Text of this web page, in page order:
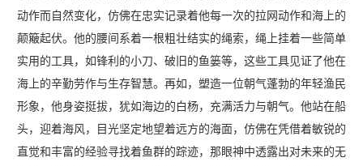
动作而自然变化，仿佛在忠实记录着他每一次的拉网动作和海上的
颠簸起伏。他的腰间系着一根粗壮结实的绳索，绳上挂着一些简单
实用的工具，如锋利的小刀、破旧的鱼篓等，这些工具见证了他在
海上的辛勤劳作与生存智慧。再如，塑造一位朝气蓬勃的年轻渔民
形象，他身姿挺拔，犹如海边的白杨，充满活力与朝气。他站在船
头，迎着海风，目光坚定地望着远方的海面，仿佛在凭借着敏锐的
直觉和丰富的经验寻找着鱼群的踪迹，那眼神中透露出对未来的无